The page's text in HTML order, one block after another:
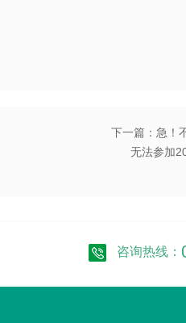
下一篇：急！
无法参加
咨询热线：